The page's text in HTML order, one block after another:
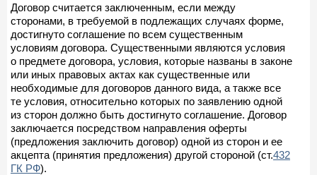
Договор считается заключенным, если между
сторонами, в требуемой в подлежащих случаях форме,
достигнуто соглашение по всем существенным
условиям договора. Существенными являются условия
о предмете договора, условия, которые названы в законе
или иных правовых актах как существенные или
необходимые для договоров данного вида, а также все
те условия, относительно которых по заявлению одной
из сторон должно быть достигнуто соглашение. Договор
заключается посредством направления оферты
(предложения заключить договор) одной из сторон и ее
акцепта (принятия предложения) другой стороной (ст.432
ГК РФ).